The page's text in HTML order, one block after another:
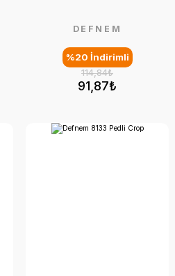
91,87₺
114,84₺
%20 İndirimli
DEFNEM